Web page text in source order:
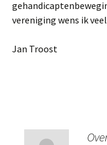
vereniging wens ik
Jan Troost